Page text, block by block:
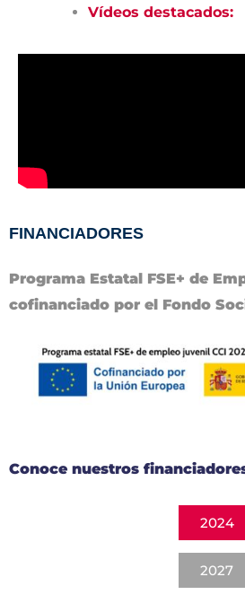
Vídeos destacados:
FINANCIADORES
Programa Estatal FSE+ de
cofinanciado por el Fondo
Conoce nuestros
2024
2027